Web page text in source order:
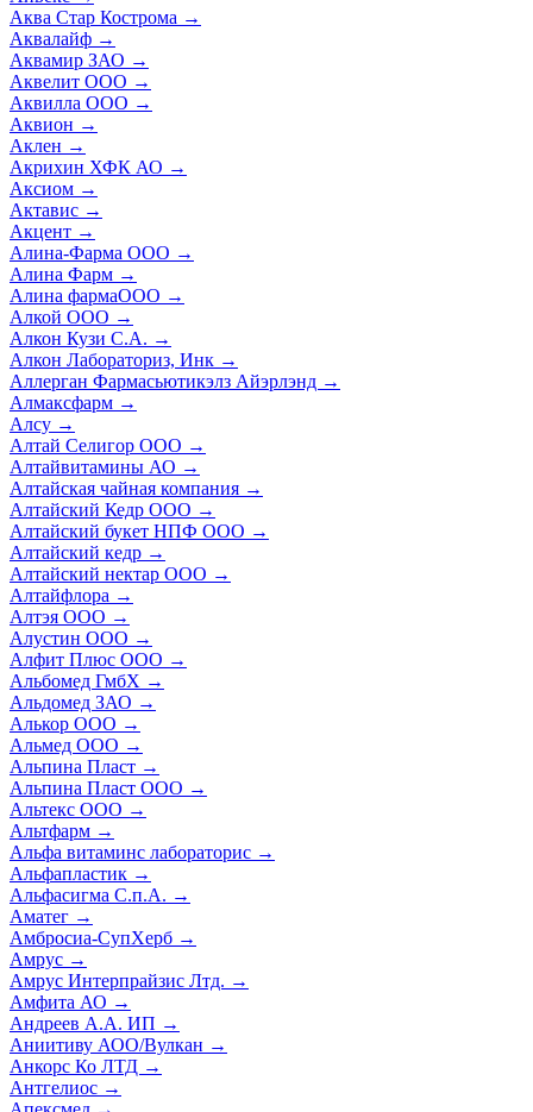
Аква Стар Кострома →
Аквалайф →
Аквамир ЗАО →
Аквелит ООО →
Аквилла ООО →
Аквион →
Аклен →
Акрихин ХФК АО →
Аксиом →
Актавис →
Акцент →
Алина-Фарма ООО →
Алина Фарм →
Алина фармаООО →
Алкой ООО →
Алкон Кузи С.А. →
Алкон Лабораториз, Инк →
Аллерган Фармасьютикэлз Айэрлэнд →
Алмаксфарм →
Алсу →
Алтай Селигор ООО →
Алтайвитамины АО →
Алтайская чайная компания →
Алтайский Кедр ООО →
Алтайский букет НПФ ООО →
Алтайский кедр →
Алтайский нектар ООО →
Алтайфлора →
Алтэя ООО →
Алустин ООО →
Алфит Плюс ООО →
Альбомед ГмбХ →
Альдомед ЗАО →
Алькор ООО →
Альмед ООО →
Альпина Пласт →
Альпина Пласт ООО →
Альтекс ООО →
Альтфарм →
Альфа витаминс лабораторис →
Альфапластик →
Альфасигма С.п.А. →
Аматег →
Амбросиа-СупХерб →
Амрус →
Амрус Интерпрайзис Лтд. →
Амфита АО →
Андреев А.А. ИП →
Аниитиву АОО/Вулкан →
Анкорс Ко ЛТД →
Антгелиос →